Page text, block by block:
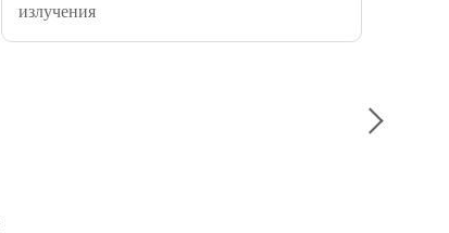
излучения